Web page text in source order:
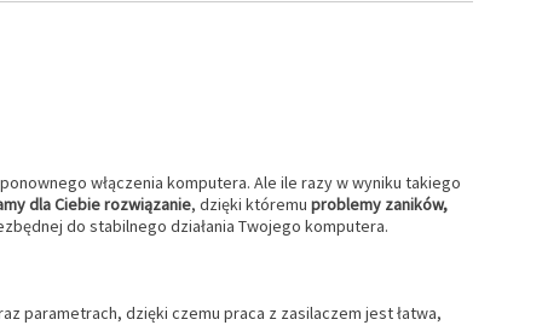
włączenia komputera. Ale ile razy w wyniku takiego
dla Ciebie rozwiązanie, dzięki któremu problemy zaników,
do stabilnego działania Twojego komputera.
parametrach, dzięki czemu praca z zasilaczem jest łatwa,